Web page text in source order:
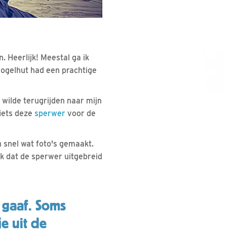
Heerlijk! Meestal ga ik
had een prachtige
wilde terugrijden naar mijn
deze sperwer voor de
snel wat foto's gemaakt.
dat de sperwer uitgebreid
Soms
uit de